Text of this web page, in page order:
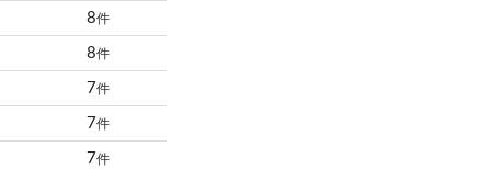
8件
8件
7件
7件
7件